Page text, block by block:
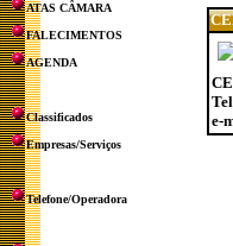
ATAS CÂMARA
FALECIMENTOS
AGENDA
Classificados
Empresas/Serviços
Telefone/Operadora
e-